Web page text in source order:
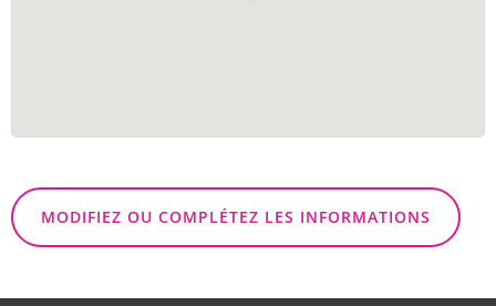
MODIFIEZ OU COMPLÉTEZ LES INFORMATIONS